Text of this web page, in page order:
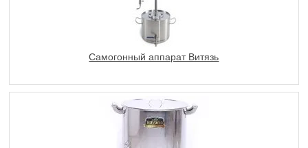
Самогонный аппарат Витязь